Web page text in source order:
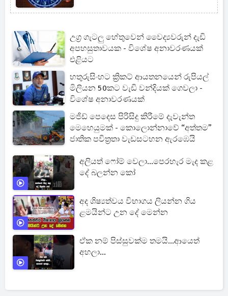
උග්‍ර ගැටලු හේතුවෙන් වෛද්‍යවරුන් දැඩි
අපහසුතාවයක - විශේෂ අනාවරණයක්
එළියට
හතුරුසිංහට ක්‍රිකට් ආයතනයෙන් රුපියල්
මිලියන 50කට වැඩි වන්දියක් ගෙවලා -
විශේෂ අනාවරණයක්
මජිඩ් පෙදෙස පිරිසිදු කිරීමේ දැවැන්ත
මෙහෙයුමක් - කොලොන්නාවේ “අත්තම”
ජාතික පවිත්‍රතා වැඩසටහන ඇරඹෙයි
අලියත් ෆෝම් වෙලා...පෙරහැර මැද කළ
දේ බලන්න කෝ
අද ශිෂ්‍යත්වය විභාගය ලියන්න ගිය
ළමයින්ට උන දේ මෙන්න
ඒක නම් පිස්සුවක්ම තමයි...ආයෙත්
අහලා...